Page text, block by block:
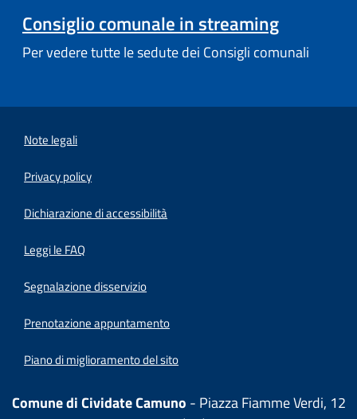
Consiglio comunale in streaming
Per vedere tutte le sedute dei Consigli comunali
Note legali
Privacy policy
Dichiarazione di accessibilità
Leggi le FAQ
Segnalazione disservizio
Prenotazione appuntamento
Piano di miglioramento del sito
Comune di Cividate Camuno - Piazza Fiamme Verdi, 12